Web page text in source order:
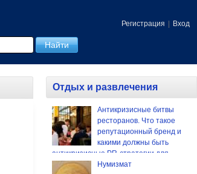
Регистрация Вход
Отдых и развлечения
Антикризисные битвы
ресторанов. Что такое
репутационный бренд и
какими должны быть
антикризисные PR-стратегии для
ресторанов средней ценовой
Нумизмат